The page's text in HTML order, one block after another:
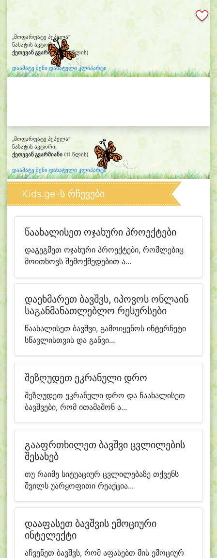
„მოფარფატე პეპელა“
ნახატის ავტორი:
ქეთევან გვარმიანი(11 წლის)
დაამატე შენი დახატული კლიპარტი
„მოფარფატე პეპელა“
ნახატის ავტორი:
ქეთევან გვარმიანი (11 წლის)
დაამატე შენი დახატული კლიპარტი
Kids.ge-ს რჩევები
წაახალისეთ ოჯახური პროექტები
დაგეგმეთ ოჯახური პროექტები, რომლებიც
მოითხოვს შემოქმედებით ა...
დაეხმარეთ ბავშვს, იპოვოს ონლაინ
საგანმანათლებლო რესურსები
წაახალისეთ ბავშვი, გამოიყენოს ინტერნეტი
სწავლისთვის და განვი...
შეზღუდეთ ეკრანული დრო
შეზღუდეთ ეკრანული დრო და წაახალისეთ
ბავშვები, რომ ითამაშონ ა...
გააფრთხილეთ ბავშვი ცვლილების
შესახებ
თუ რაიმე სიტუაციურ ცვლილებაზე თქვენს
შვილს უარყოფითი რეაქცია...
დააფასეთ ბავშვის ემოციური
ინტელექტი
აჩვენეთ ბავშვს, რომ აფასებთ მის ემოციურ